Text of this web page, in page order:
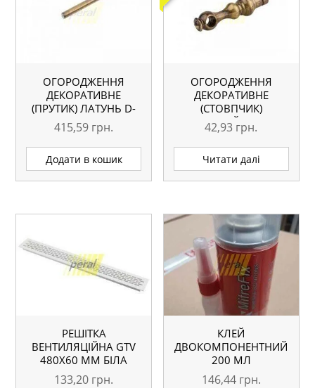
ОГОРОДЖЕННЯ
ДЕКОРАТИВНЕ
(ПРУТИК) ЛАТУНЬ D-
003 2AB
415,59 грн.
Додати в кошик
ОГОРОДЖЕННЯ
ДЕКОРАТИВНЕ
(СТОВПЧИК)
ПРОХІДНИЙ ЛАТУНЬ
D-003 2AB
42,93 грн.
Читати далі
РЕШІТКА
ВЕНТИЛЯЦІЙНА GTV
480Х60 ММ БІЛА
133,20 грн.
КЛЕЙ
ДВОКОМПОНЕНТНИЙ
200 МЛ
146,44 грн.